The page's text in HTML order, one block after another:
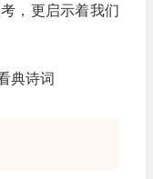
，更启示着我们
典诗词